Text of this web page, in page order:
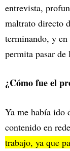
entrevista,
maltrato directo
terminando, y
permita pasar
¿Cómo fue el
Ya me había ido
contenido en
trabajo, ya que